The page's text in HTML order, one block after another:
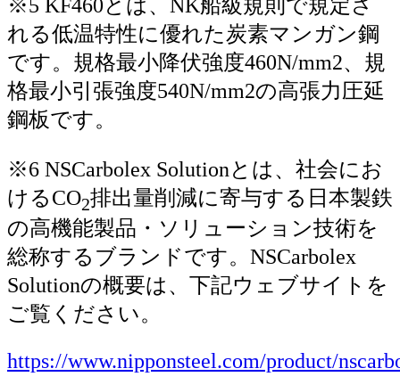
※5 KF460とは、NK船級規則で規定さ
れる低温特性に優れた炭素マンガン鋼
です。規格最小降伏強度460N/mm2、規
格最小引張強度540N/mm2の高張力圧延
鋼板です。
※6 NSCarbolex Solutionとは、社会にお
けるCO2排出量削減に寄与する日本製鉄
の高機能製品・ソリューション技術を
総称するブランドです。NSCarbolex
Solutionの概要は、下記ウェブサイトを
ご覧ください。
https://www.nipponsteel.com/product/